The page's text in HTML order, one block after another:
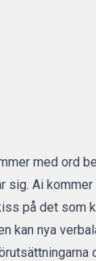
med ord
sig. Ai
på det som
kan nya